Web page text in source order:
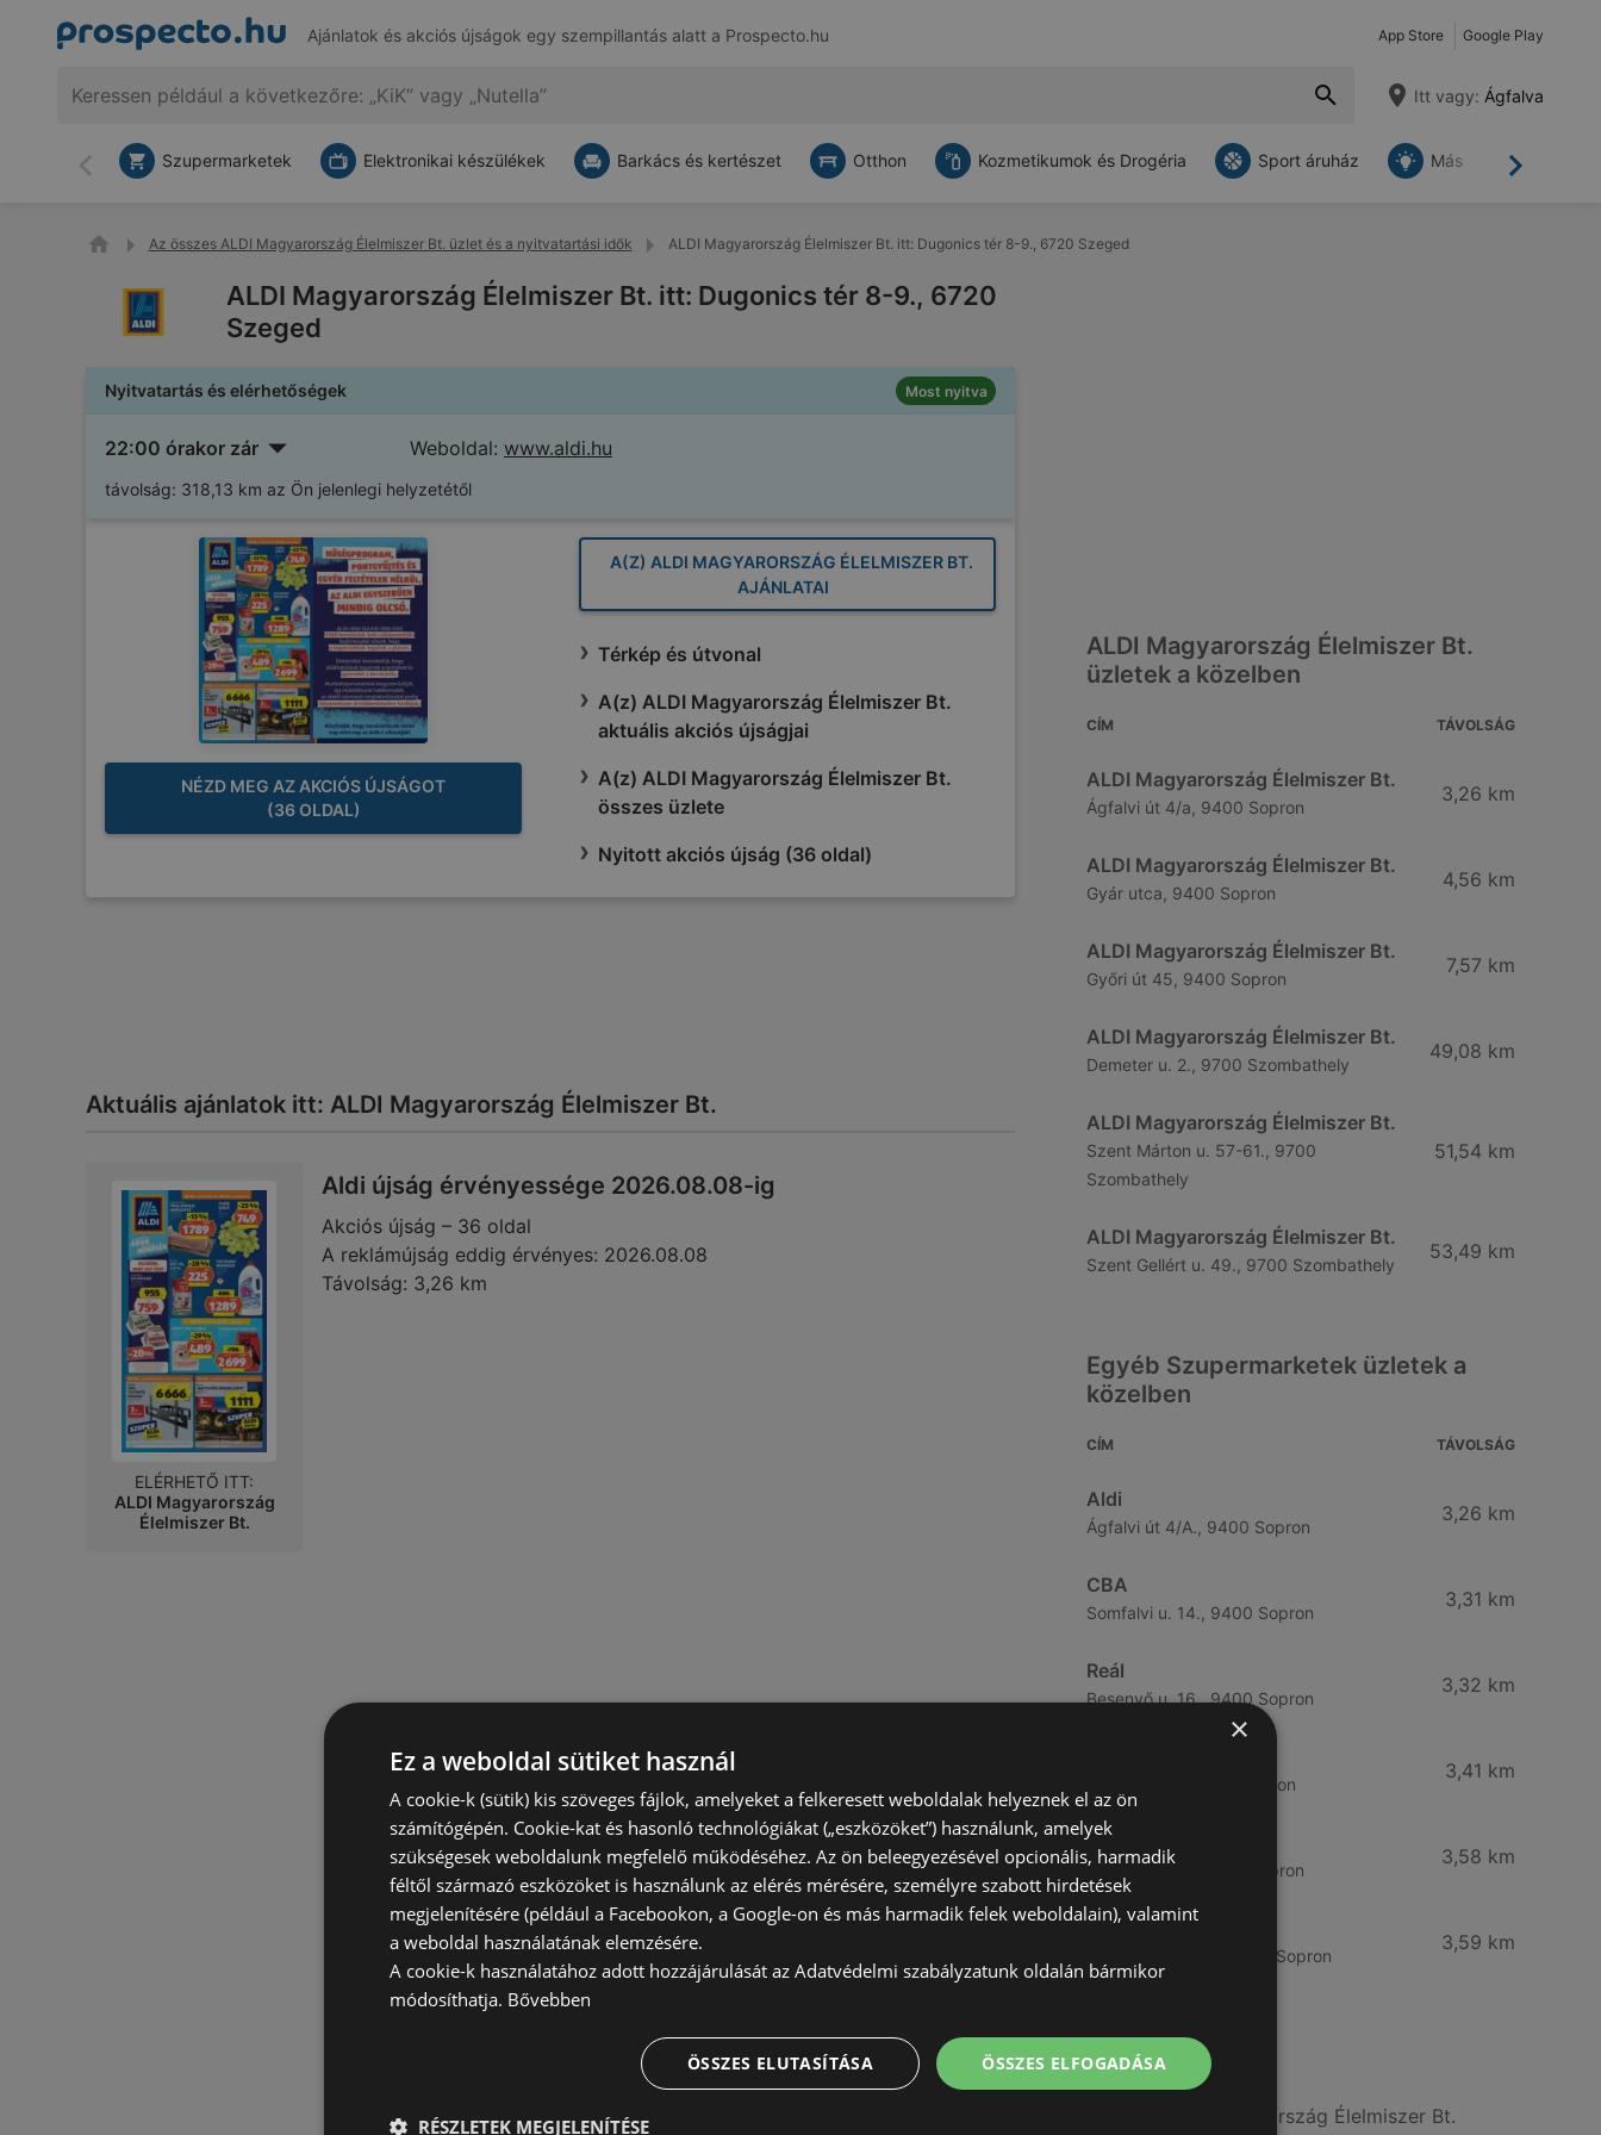
Ajánlatok és akciós újságok egy szempillantás alatt a Prospecto.hu App Store Google Play
Itt vagy: Ágfalva
Vissza Tovább
Szupermarketek Elektronikai készülékek Barkács és kertészet Otthon Kozmetikumok és Drogéria Sport áruház Más
Az összes ALDI Magyarország Élelmiszer Bt. üzlet és a nyitvatartási idők ALDI Magyarország Élelmiszer Bt. itt: Dugonics tér 8-9., 6720 Szeged
ALDI Magyarország Élelmiszer Bt. itt: Dugonics tér 8-9., 6720
Szeged
Nyitvatartás és elérhetőségek Most nyitva
22:00 órakor zár Weboldal: www.aldi.hu
távolság: 318,13 km az Ön jelenlegi helyzetétől
NÉZD MEG AZ AKCIÓS ÚJSÁGOT
(36 OLDAL)
A(Z) ALDI MAGYARORSZÁG ÉLELMISZER BT.
AJÁNLATAI
Térkép és útvonal
A(z) ALDI Magyarország Élelmiszer Bt.
aktuális akciós újságjai
A(z) ALDI Magyarország Élelmiszer Bt.
összes üzlete
Nyitott akciós újság (36 oldal)
Aktuális ajánlatok itt: ALDI Magyarország Élelmiszer Bt.
Aldi újság érvényessége 2026.08.08-ig
Akciós újság – 36 oldal
A reklámújság eddig érvényes: 2026.08.08
Távolság: 3,26 km
ELÉRHETŐ ITT:
ALDI Magyarország
Élelmiszer Bt.
ALDI Magyarország Élelmiszer Bt.
üzletek a közelben
CÍM TÁVOLSÁG
ALDI Magyarország Élelmiszer Bt.
Ágfalvi út 4/a, 9400 Sopron
3,26 km
ALDI Magyarország Élelmiszer Bt.
Gyár utca, 9400 Sopron
4,56 km
ALDI Magyarország Élelmiszer Bt.
Győri út 45, 9400 Sopron
7,57 km
ALDI Magyarország Élelmiszer Bt.
Demeter u. 2., 9700 Szombathely
49,08 km
ALDI Magyarország Élelmiszer Bt.
Szent Márton u. 57-61., 9700
Szombathely
51,54 km
ALDI Magyarország Élelmiszer Bt.
Szent Gellért u. 49., 9700 Szombathely
53,49 km
Egyéb Szupermarketek üzletek a
közelben
CÍM TÁVOLSÁG
Aldi
Ágfalvi út 4/A., 9400 Sopron
3,26 km
CBA
Somfalvi u. 14., 9400 Sopron
3,31 km
Reál
Besenyő u. 16., 9400 Sopron
3,32 km
Ibolya út 15., 9400 Sopron
3,41 km
CBA
Bánfalvi u. 14, 9400 Sopron
3,58 km
Lidl
Bánfalvi út 12. 12, 9400 Sopron
3,59 km
További linkek
A(z) ALDI Magyarország Élelmiszer Bt.
×
Ez a weboldal sütiket használ
A cookie-k (sütik) kis szöveges fájlok, amelyeket a felkeresett weboldalak helyeznek el az ön
számítógépén. Cookie-kat és hasonló technológiákat („eszközöket”) használunk, amelyek
szükségesek weboldalunk megfelelő működéséhez. Az ön beleegyezésével opcionális, harmadik
féltől származó eszközöket is használunk az elérés mérésére, személyre szabott hirdetések
megjelenítésére (például a Facebookon, a Google-on és más harmadik felek weboldalain), valamint
a weboldal használatának elemzésére.
A cookie-k használatához adott hozzájárulását az Adatvédelmi szabályzatunk oldalán bármikor
módosíthatja. Bővebben
ÖSSZES ELFOGADÁSA
ÖSSZES ELUTASÍTÁSA
RÉSZLETEK MEGJELENÍTÉSE